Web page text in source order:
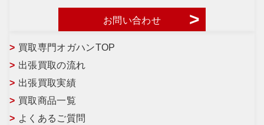
お問い合わせ
買取専門オガハンTOP
出張買取の流れ
出張買取実績
買取商品一覧
よくあるご質問